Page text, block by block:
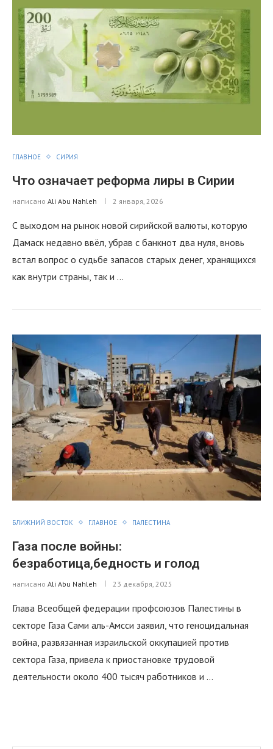
ГЛАВНОЕ СИРИЯ
Что означает реформа лиры в Сирии
написано Ali Abu Nahleh 2 января, 2026
С выходом на рынок новой сирийской валюты, которую
Дамаск недавно ввёл, убрав с банкнот два нуля, вновь
встал вопрос о судьбе запасов старых денег, хранящихся
как внутри страны, так и …
БЛИЖНИЙ ВОСТОК ГЛАВНОЕ ПАЛЕСТИНА
Газа после войны:
безработица,бедность и голод
написано Ali Abu Nahleh 23 декабря, 2025
Глава Всеобщей федерации профсоюзов Палестины в
секторе Газа Сами аль-Амсси заявил, что геноцидальная
война, развязанная израильской оккупацией против
сектора Газа, привела к приостановке трудовой
деятельности около 400 тысяч работников и …